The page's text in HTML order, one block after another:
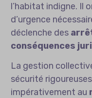
l’habitat indigne. Il
d’urgence
déclenche des
conséquences
La gestion
sécurité
impérativement au